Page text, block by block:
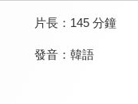
片長： 145 分鐘
發音： 韓語